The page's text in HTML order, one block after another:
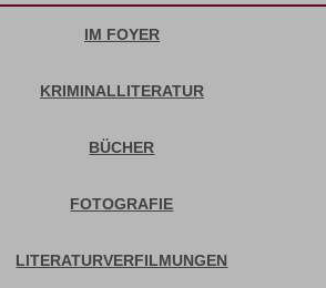
IM FOYER
KRIMINALLITERATUR
BÜCHER
FOTOGRAFIE
LITERATURVERFILMUNGEN